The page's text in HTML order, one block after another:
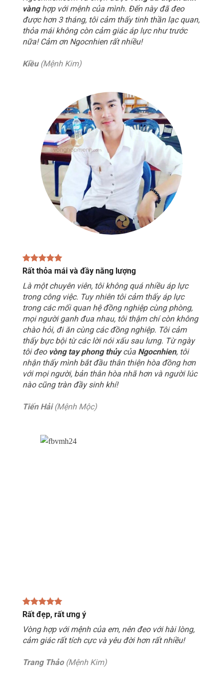
vànghợp với mệnh của mình. Đến này đã đeo
được hơn 3 tháng, tôi cảm thấy tinh thần lạc quan,
thỏa mái không còn cảm giác áp lực như trước
nữa! Cảm ơn Ngocnhien rất nhiều!
Kiều(Mệnh Kim)
Rất thỏa mái và đầy năng lượng
Là một chuyên viên, tôi không quá nhiều áp lực
trong công việc. Tuy nhiên tôi cảm thấy áp lực
trong các mối quan hệ đồng nghiệp cùng phòng,
mọi người ganh đua nhau, tôi thậm chí còn không
chào hỏi, đi ăn cùng các đồng nghiệp. Tôi cảm
thấy bực bội từ các lời nói xấu sau lưng. Từ ngày
tôi đeo vòng tay phong thủycủa Ngocnhien, tôi
nhận thấy mình bắt đầu thân thiện hòa đồng hơn
với mọi người, bản thân hòa nhã hơn và người lúc
nào cũng tràn đầy sinh khí!
Tiến Hải(Mệnh Mộc)
Rất đẹp, rất ưng ý
Vòng hợp với mệnh của em, nên đeo với hài lòng,
cảm giác rất tích cực và yêu đời hơn rất nhiều!
Trang Thảo(Mệnh Kim)